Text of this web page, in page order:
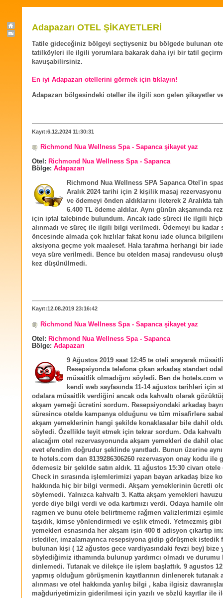
Adapazarı OTEL ŞİKAYETLERİ
Tatile gideceğiniz bölgeyi seçtiyseniz bu bölgede bulunan
tatilköyleri ile ilgili yorumlara bakarak daha iyi bir tatil
kavuşabilirsiniz.
En iyi Adapazarı otellerini görmek için tıklayın!
Adapazarı bölgesindeki oteller ile ilgili son gelen şikayetler
Kayıt:6.12.2024 11:30:31
Richmond Nua Wellness Spa - Sapanca şikayet yaz
Otel: Richmond Nua Wellness Spa - Sapanca
Bölge: Adapazarı
Richmond Nua Wellness SPA Sapanca Otel'in
Aralık 2024 tarihi için 2 kişilik masaj
ve ödemeyi önden aldıklarını ileterek 2 Aralıkta
6.400 TL ödeme aldılar. Aynı günün akşamında
için iptal talebinde bulundum. Ancak iade süreci ile ilgili
alınmadı ve süreç ile ilgili bilgi verilmedi. Ödemeyi bu kadar
öncesinde almada çok hızlılar fakat konu iade olunca
aksiyona geçme yok maalesef. Hala tarafıma herhangi bir iade
veya süre verilmedi. Bence bu otelden masaj randevusu
kez düşünülmedi.
Kayıt:12.08.2019 23:16:42
Richmond Nua Wellness Spa - Sapanca şikayet yaz
Otel: Richmond Nua Wellness Spa - Sapanca
Bölge: Adapazarı
9 Ağustos 2019 saat 12:45 te oteli arayarak
Resepsiyonda telefona çıkan arkadaş standart
müsaitlik olmadığını söyledi. Ben de hotels.com
kendi web sayfasında 11-14 ağustos tarihleri için
odalara müsaitlik verdiğini ancak oda kahvaltı olarak
akşam yemeği ücretini sordum. Resepsiyondaki arkadaş
süresince otelde kampanya olduğunu ve tüm misafirlere
akşam yemeklerinin hangi şekilde konaklasalar bile dahil
söyledi. Özellikle teyit etmek için tekrar sordum. Oda kahvaltı
alacağım otel rezervasyonunda akşam yemekleri de dahil
evet efendim doğrudur şeklinde yanıtladı. Bunun üzerine
te hotels.com dan 8139286306260 rezervasyon onay kodu ile
ödemesiz bir şekilde satın aldık. 11 ağustos 15:30 civarı
Check in sırasında işlemlerimizi yapan bayan arkadaş bize
hakkında hiç bir bilgi vermedi. Akşam yemeklerinin ücretli
söylemedi. Yalnızca kahvaltı 3. Katta akşam yemekleri
yerde diye bilgi verdi ve oda kartımızı verdi. Odaya hamile
ragmen ve bunu otele belirtmeme rağmen valizlerimizi
taşıdık, kimse yönlendirmedi ve eşlik etmedi. Yetmezmiş gibi
yemekleri esnasında her akşam işin 400 tl adisyon çıkartıp
istediler, imzalamayınca resepsiyona gidip görüşmek istedik
bulunan kişi ( 12 ağustos gece vardiyasındaki fevzi bey) bize
söylediğimiz ithamında bulunup yardımcı olmadı ve durumu
dinlemedi. Tutanak ve dilekçe ile işlem başlattık. 9 agustos
yapmış olduğum görüşmenin kayıtlarının dinlenerek tutanak
alınması ve otel hakkında yanlış bilgi , kaba ilgisiz
mağduriyetimizin giderilmesi için yazılı ve sözlü kayıtlar ile